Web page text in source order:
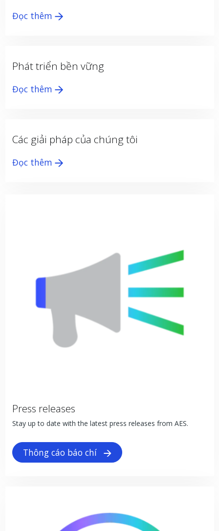
Đọc thêm
Phát triển bền vững
Đọc thêm
Các giải pháp của chúng tôi
Đọc thêm
Press releases
Stay up to date with the latest press releases from AES.
Thông cáo báo chí